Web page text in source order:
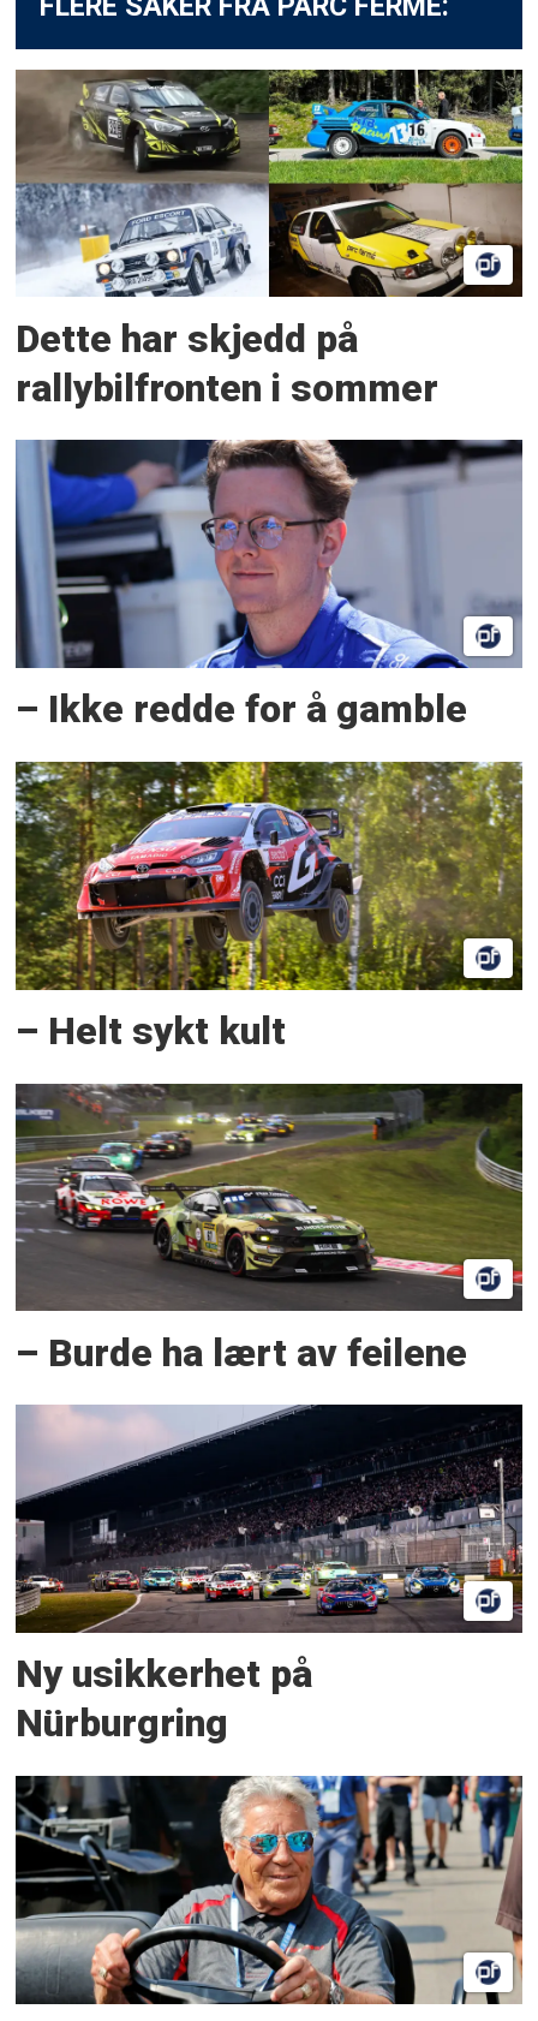
Dette har skjedd på
rallybilfronten i sommer
– Ikke redde for å gamble
– Helt sykt kult
– Burde ha lært av feilene
Ny usikkerhet på
Nürburgring